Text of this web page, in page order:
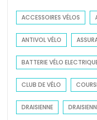
f
r
:
ACCESSOIRES VÉLOS
ANTIVOL VÉLO
BATTERIE VÉLO
CLUB DE VÉLO
DRAISIENNE